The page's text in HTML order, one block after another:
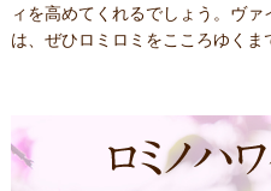
ィを高めてくれるでしょう。ヴ
は、ぜひロミロミをこころゆくま